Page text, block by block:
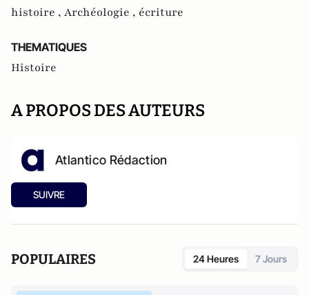
histoire , Archéologie , écriture
THEMATIQUES
Histoire
A PROPOS DES AUTEURS
Atlantico Rédaction
SUIVRE
POPULAIRES 24 Heures 7 Jours